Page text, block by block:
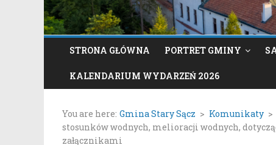
STRONA GŁÓWNA PORTRET GMINY
KALENDARIUM WYDARZEŃ 2026
You are here: Gmina Stary Sącz > Komunikaty >
stosunków wodnych, melioracji wodnych,
załącznikami